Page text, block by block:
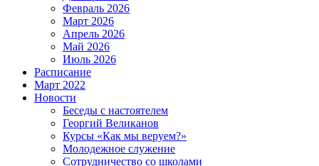
Февраль 2026
Март 2026
Апрель 2026
Май 2026
Июль 2026
Расписание
Март 2022
Новости
Беседы с настоятелем
Георгий Великанов
Курсы «Как мы веруем?»
Молодежное служение
Сотрудничество со школами